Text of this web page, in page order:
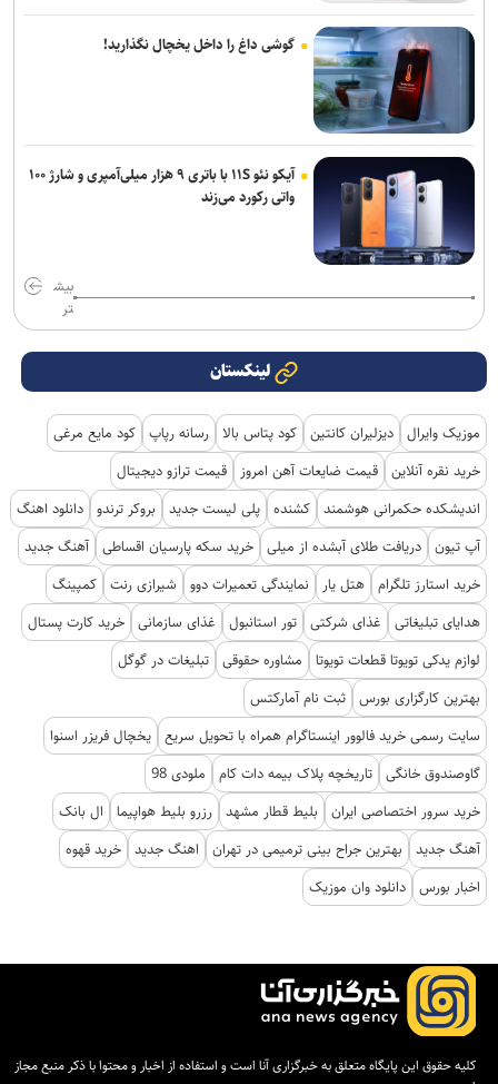
گوشی داغ را داخل یخچال نگذارید!
آیکو نئو ۱۱S با باتری ۹ هزار میلی‌آمپری و شارژ ۱۰۰
واتی رکورد می‌زند
بیش
تر
لینکستان
موزیک وایرال دیزلیران کانتین کود پتاس بالا رسانه رپاپ کود مایع مرغی
خرید نقره آنلاین قیمت ضایعات آهن امروز
قیمت ترازو دیجیتال
اندیشکده حکمرانی هوشمند کشنده پلی لیست جدید بروکر ترندو دانلود اهنگ
آپ تیون دریافت طلای آبشده از میلی خرید سکه پارسیان اقساطی آهنگ جدید
خرید استارز تلگرام هتل یار نمایندگی تعمیرات دوو شیرازی رنت کمپینگ
هدایای تبلیغاتی
غذای شرکتی تور استانبول غذای سازمانی خرید کارت پستال
لوازم یدکی تویوتا قطعات تویوتا
مشاوره حقوقی تبلیغات در گوگل
بهترین کارگزاری بورس ثبت نام آمارکتس
سایت رسمی خرید فالوور اینستاگرام همراه با تحویل سریع یخچال فریزر اسنوا
گاوصندوق خانگی تاریخچه پلاک بیمه دات کام
ملودی 98
خرید سرور اختصاصی ایران
بلیط قطار مشهد رزرو بلیط هواپیما
ال بانک
آهنگ جدید
بهترین جراح بینی ترمیمی در تهران اهنگ جدید خرید قهوه
اخبار بورس دانلود وان موزیک
کلیه حقوق این پایگاه متعلق به خبرگزاری آنا است و استفاده از اخبار و محتوا با ذکر منبع مجاز